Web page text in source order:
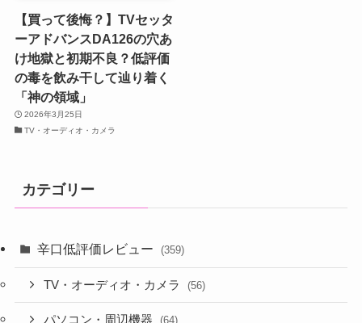
【買って後悔？】TVセッタ
ーアドバンスDA126の穴あ
け地獄と初期不良？低評価
の毒を飲み干して辿り着く
「神の領域」
2026年3月25日
TV・オーディオ・カメラ
カテゴリー
辛口低評価レビュー (359)
TV・オーディオ・カメラ (56)
パソコン・周辺機器 (64)